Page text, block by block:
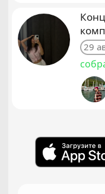
29